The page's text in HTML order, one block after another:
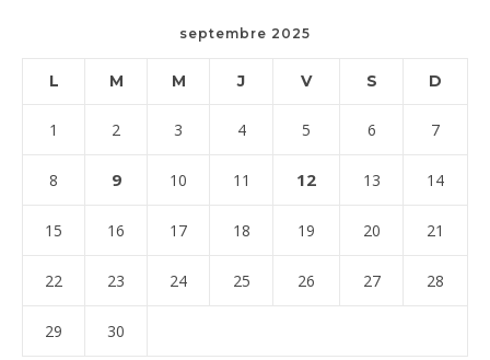
septembre 2025
L M M J V S D
1 2 3 4 5 6 7
8 9 10 11 12 13 14
15 16 17 18 19 20 21
22 23 24 25 26 27 28
29 30